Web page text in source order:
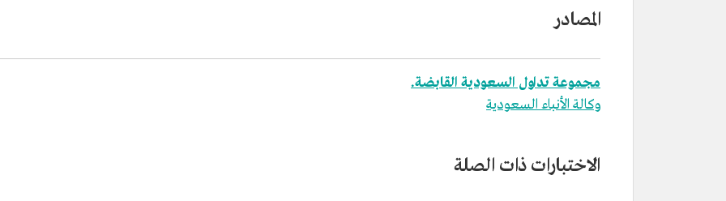
المصادر
مجموعة تداول السعودية القابضة.
وكالة الأنباء السعودية
الاختبارات ذات الصلة